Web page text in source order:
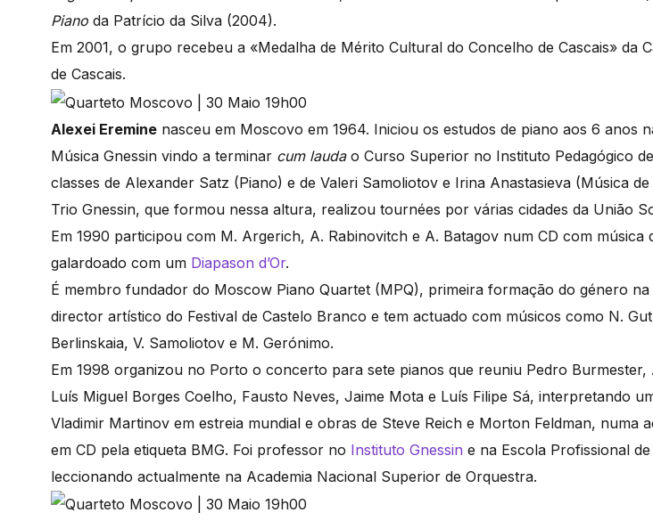
Piano da Patrício da Silva (2004).
Em 2001, o grupo recebeu a «Medalha de Mérito Cultural do Concelho de Cascais» da
de Cascais.
Alexei Eremine nasceu em Moscovo em 1964. Iniciou os estudos de piano aos 6 anos
Música Gnessin vindo a terminar cum laudao Curso Superior no Instituto Pedagógico
classes de Alexander Satz (Piano) e de Valeri Samoliotov e Irina Anastasieva (Música
Trio Gnessin, que formou nessa altura, realizou tournées por várias cidades da União
Em 1990 participou com M. Argerich, A. Rabinovitch e A. Batagov num CD com música
galardoado com um Diapason d’Or.
É membro fundador do Moscow Piano Quartet (MPQ), primeira formação do género na
director artístico do Festival de Castelo Branco e tem actuado com músicos como N.
Berlinskaia, V. Samoliotov e M. Gerónimo.
Em 1998 organizou no Porto o concerto para sete pianos que reuniu Pedro Burmester,
Luís Miguel Borges Coelho, Fausto Neves, Jaime Mota e Luís Filipe Sá, interpretando
Vladimir Martinov em estreia mundial e obras de Steve Reich e Morton Feldman, numa
em CD pela etiqueta BMG. Foi professor no Instituto Gnessin e na Escola Profissional
leccionando actualmente na Academia Nacional Superior de Orquestra.